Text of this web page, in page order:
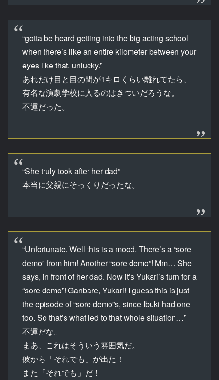
“gotta be heard getting into the big acting school
when there’s like an entire kilometer between your
eyes like that. unlucky.”
あれだけ目と目の間が1キロくらい離れてたら、
有名な演劇学校に入るのはきついだろうな。
不運だった。
“She truly took after her dad”
本当に父親にそっくりだったな。
“Unfortunate. Well this is a mood. There’s a “sore
demo” from him! Another “sore demo”! Mm… She
says, in front of her dad. Now it’s Yukari’s turn for a
“sore demo”! Ganbare, Yukari! I guess this is just
the episode of “sore demo”s, since Ibuki had one
too. So that’s what led to that whole situation…”
不運だな。
まあ、これはそういう雰囲気だ。
彼から「それでも」が出た！
また「それでも」だ！